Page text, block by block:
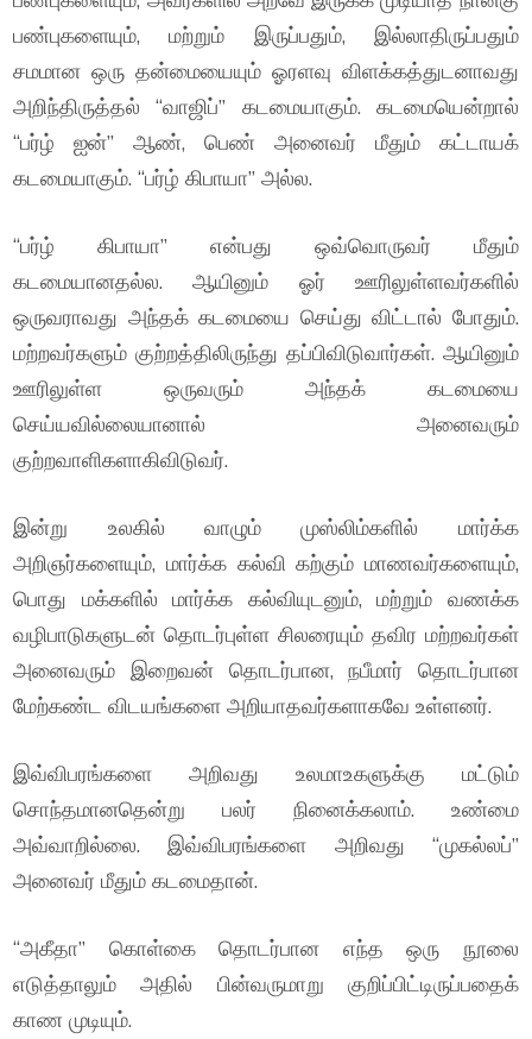
பண்புகளையும், மற்றும் இருப்பதும், இல்லாதிருப்பதும்
சமமான ஒரு தன்மையையும் ஓரளவு விளக்கத்துடனாவது
அறிந்திருத்தல் “வாஜிப்” கடமையாகும். கடமையென்றால்
“பர்ழ் ஐன்” ஆண், பெண் அனைவர் மீதும் கட்டாயக்
கடமையாகும். “பர்ழ் கிபாயா” அல்ல.
“பர்ழ் கிபாயா” என்பது ஒவ்வொருவர் மீதும்
கடமையானதல்ல. ஆயினும் ஓர் ஊரிலுள்ளவர்களில்
ஒருவராவது அந்தக் கடமையை செய்து விட்டால் போதும்.
மற்றவர்களும் குற்றத்திலிருந்து தப்பிவிடுவார்கள். ஆயினும்
ஊரிலுள்ள ஒருவரும் அந்தக் கடமையை
செய்யவில்லையானால் அனைவரும்
குற்றவாளிகளாகிவிடுவர்.
இன்று உலகில் வாழும் முஸ்லிம்களில் மார்க்க
அறிஞர்களையும், மார்க்க கல்வி கற்கும் மாணவர்களையும்,
பொது மக்களில் மார்க்க கல்வியுடனும், மற்றும் வணக்க
வழிபாடுகளுடன் தொடர்புள்ள சிலரையும் தவிர மற்றவர்கள்
அனைவரும் இறைவன் தொடர்பான, நபீமார் தொடர்பான
மேற்கண்ட விடயங்களை அறியாதவர்களாகவே உள்ளனர்.
இவ்விபரங்களை அறிவது உலமாஉகளுக்கு மட்டும்
சொந்தமானதென்று பலர் நினைக்கலாம். உண்மை
அவ்வாறில்லை. இவ்விபரங்களை அறிவது “முகல்லப்”
அனைவர் மீதும் கடமைதான்.
“அகீதா” கொள்கை தொடர்பான எந்த ஒரு நூலை
எடுத்தாலும் அதில் பின்வருமாறு குறிப்பிட்டிருப்பதைக்
காண முடியும்.